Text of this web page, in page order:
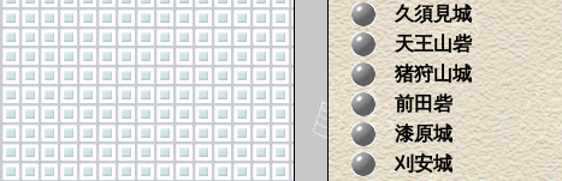
久須見城
天王山砦
猪狩山城
前田砦
漆原城
刈安城